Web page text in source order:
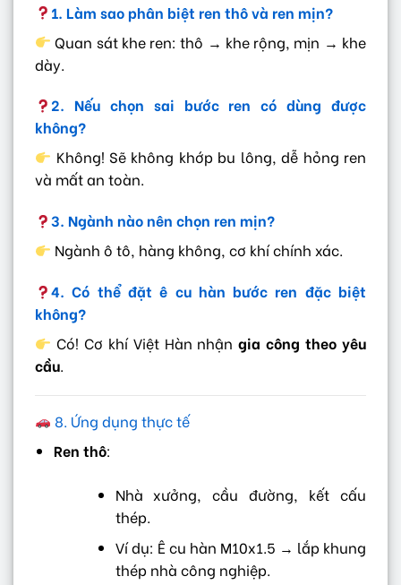
1. Làm sao phân biệt ren thô và ren mịn?
Quan sát khe ren: thô → khe rộng, mịn → khe
dày.
2. Nếu chọn sai bước ren có dùng được
không?
Không! Sẽ không khớp bu lông, dễ hỏng ren
và mất an toàn.
3. Ngành nào nên chọn ren mịn?
Ngành ô tô, hàng không, cơ khí chính xác.
4. Có thể đặt ê cu hàn bước ren đặc biệt
không?
Có! Cơ khí Việt Hàn nhậngia công theo yêu
cầu.
8. Ứng dụng thực tế
Ren thô:
Nhà xưởng, cầu đường, kết cấu
thép.
Ví dụ: Ê cu hàn M10x1.5 → lắp khung
thép nhà công nghiệp.